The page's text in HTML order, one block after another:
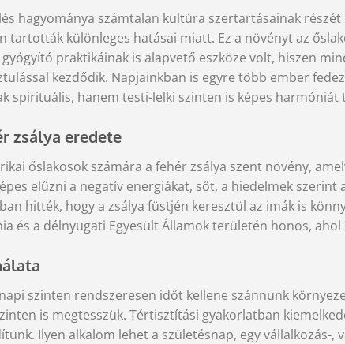
hagyománya számtalan kultúra szertartásainak
tartották különleges hatásai miatt. Ez a növényt az
praktikáinak is alapvető eszköze volt, hiszen
kezdődik. Napjainkban is egyre több ember
spirituális, hanem testi-lelki szinten is képes harmóniát
zsálya eredete
őslakosok számára a fehér zsálya szent növény,
elűzni a negatív energiákat, sőt, a hiedelmek
hitték, hogy a zsálya füstjén keresztül az imák is
és a délnyugati Egyesült Államok területén honos,
szinten rendszeresen időt kellene szánnunk
is megtesszük. Tértisztítási gyakorlatban
Ilyen alkalom lehet a születésnap, egy vállalkozás-